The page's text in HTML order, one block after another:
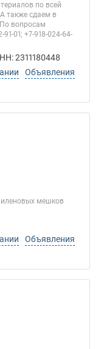
по всей
также сдаем в
вопросам
01; +7-918-024-64-
2311180448
Объявления
мешков
Объявления